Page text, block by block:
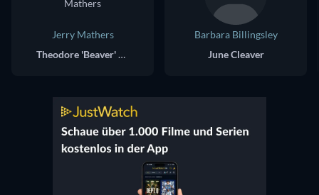
Jerry Mathers
Theodore 'Beaver' Cleaver
Barbara Billingsley
June Cleaver